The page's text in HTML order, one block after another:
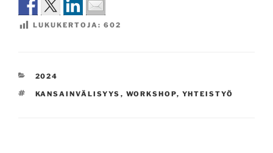
LUKUKERTOJA: 602
KATEGORIAT
2024
AVAINSANAT
KANSAINVÄLISYYS , WORKSHOP, YHTEISTYÖ